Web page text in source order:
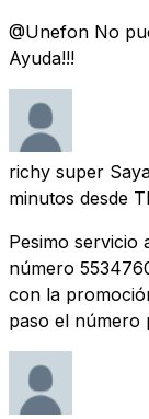
@Unefon No
Ayuda!!!
richy super
minutos desde
Pesimo servicio
número
con la
paso el número